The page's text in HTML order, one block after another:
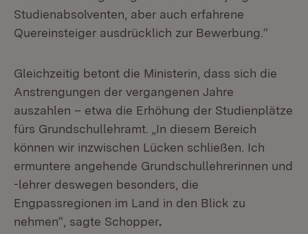
Studienabsolventen, aber auch erfahrene
Quereinsteiger ausdrücklich zur Bewerbung.“
Gleichzeitig betont die Ministerin, dass sich die
Anstrengungen der vergangenen Jahre
auszahlen – etwa die Erhöhung der Studienplätze
fürs Grundschullehramt. „In diesem Bereich
können wir inzwischen Lücken schließen. Ich
ermuntere angehende Grundschullehrerinnen und
-lehrer deswegen besonders, die
Engpassregionen im Land in den Blick zu
nehmen“, sagte Schopper.